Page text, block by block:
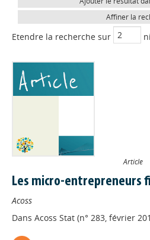
Affiner la
Etendre la recherche sur
Article
Les micro-entrepreneurs
Acoss
Dans Acoss Stat (n° 283, février